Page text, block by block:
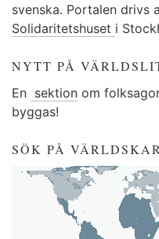
svenska. Portalen drivs
Solidaritetshuset i
NYTT PÅ
En sektion om
byggas!
SÖK PÅ